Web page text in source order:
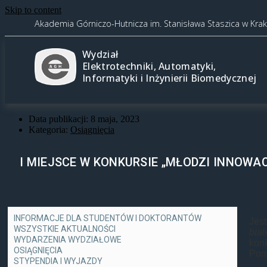
Skip to content
Akademia Górniczo-Hutnicza im. Stanisława Staszica w
Wydział
Elektrotechniki, Automatyki,
Informatyki i Inżynierii Biomedycznej
Data publikacji: 8 maja, 2023
Kategoria: Osiągnięcia
I MIEJSCE W KONKURSIE „MŁODZI
INFORMACJE DLA STUDENTÓW I DOKTORANTÓW
WSZYSTKIE AKTUALNOŚCI
WYDARZENIA WYDZIAŁOWE
OSIĄGNIĘCIA
STYPENDIA I WYJAZDY